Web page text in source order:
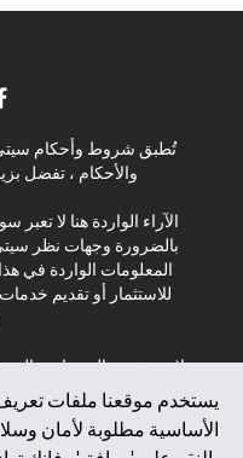
يستخدم موقعنا ملفات
الأساسية مطلوبة لأمان
تُطبق شروط وأحكام
والأحكام ، تفضل
الآراء الواردة هنا لا
بالضرورة وجهات نظر
المعلومات الواردة في
للاستثمار أو تقديم
لا يتم تقديم المنتجات
المقيمين في الاتحاد
سويسرا أو غيرنسي أو
الفاتيكان أو جزيرة مان